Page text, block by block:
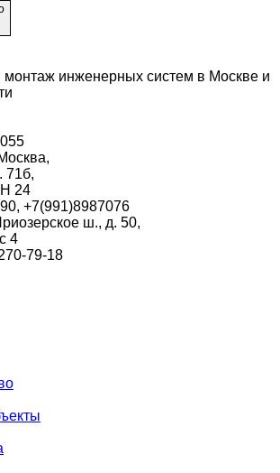
монтаж инженерных систем в Москве и
71б,
24
+7(991)8987076
ш., д. 50,
4
79-18